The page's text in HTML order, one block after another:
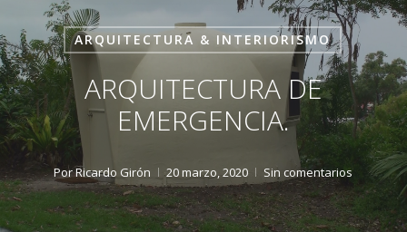
content
ARQUITECTURA & INTERIORISMO
ARQUITECTURA DE
EMERGENCIA.
PorRicardo Girón 20 marzo, 2020 Sin comentarios